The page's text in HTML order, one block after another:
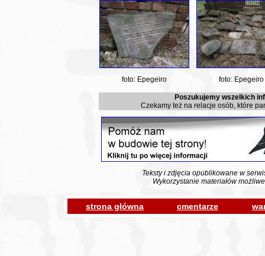
foto: Epegeiro foto: Epegeiro
Poszukujemy wszelkich
Czekamy też na relacje osób, które
Teksty i zdjęcia opublikowane w
Wykorzystanie materiałów
strona główna cmentarze